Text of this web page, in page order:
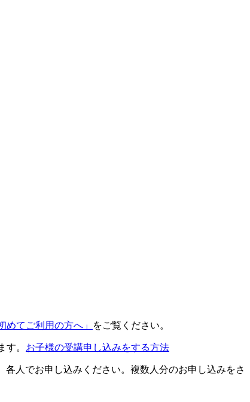
めてご利用の方へ」 をご覧ください。
。 お子様の受講申し込みをする方法
人でお申し込みください。複数人分のお申し込みをさ